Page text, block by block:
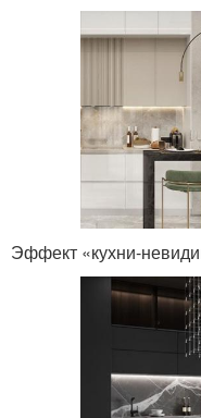
Эффект «кухни-